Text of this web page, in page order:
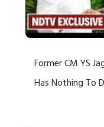
Former CM YS
Has Nothing To